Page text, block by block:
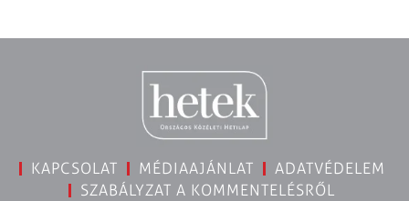
KAPCSOLAT MÉDIAAJÁNLAT
ADATVÉDELEM
SZABÁLYZAT A KOMMENTELÉSRŐL